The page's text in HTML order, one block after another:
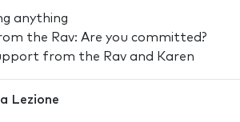
anything
the Rav: Are you committed?
from the Rav and Karen
Lezione